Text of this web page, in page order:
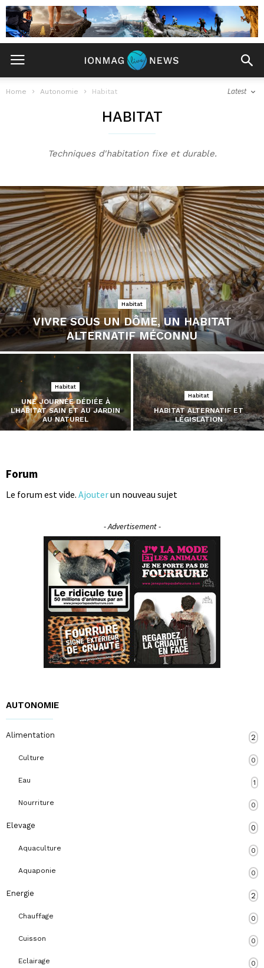
Home Autonomie Habitat Latest
HABITAT
Techniques d'habitation fixe et durable.
Habitat
VIVRE SOUS UN DÔME, UN HABITAT
ALTERNATIF MÉCONNU
Habitat
UNE JOURNÉE DÉDIÉE À
L’HABITAT SAIN ET AU JARDIN
AU NATUREL
Habitat
HABITAT ALTERNATIF ET
LÉGISLATION
Forum
Le forum est vide. Ajouterun nouveau sujet
- Advertisement -
AUTONOMIE
Alimentation 2
Culture 0
Eau 1
Nourriture 0
Elevage 0
Aquaculture 0
Aquaponie 0
Energie 2
Chauffage 0
Cuisson 0
Eclairage 0